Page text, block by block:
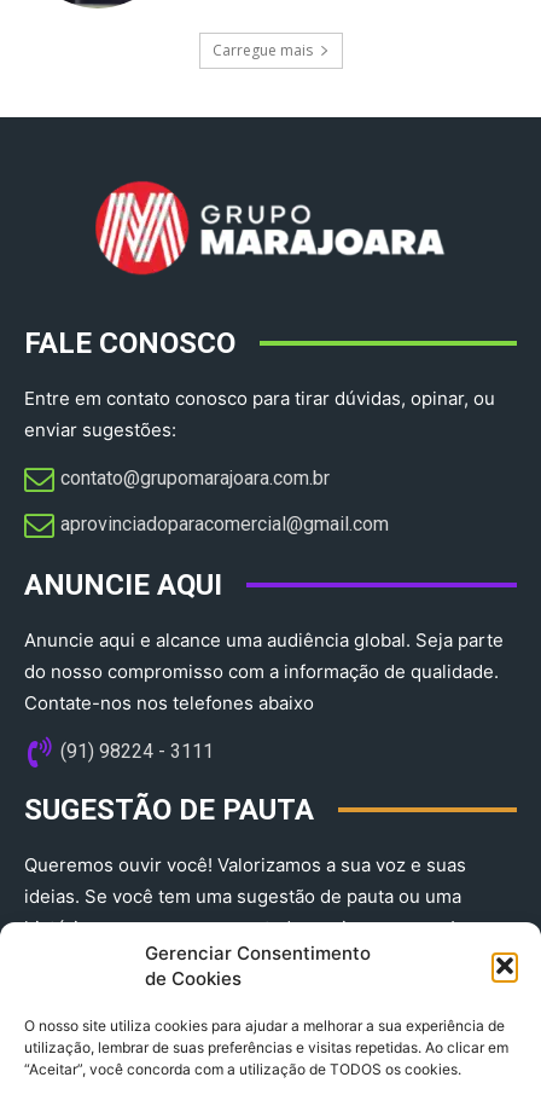
Gerenciar Consentimento
de Cookies
O nosso site utiliza cookies para ajudar a melhorar a sua experiência de
utilização, lembrar de suas preferências e visitas repetidas. Ao clicar em
“Aceitar”, você concorda com a utilização de TODOS os cookies.
Carregue mais
FALE CONOSCO
Entre em contato conosco para tirar dúvidas, opinar, ou
enviar sugestões:
contato@grupomarajoara.com.br
aprovinciadoparacomercial@gmail.com​
ANUNCIE AQUI
Anuncie aqui e alcance uma audiência global. Seja parte
do nosso compromisso com a informação de qualidade.
Contate-nos nos telefones abaixo
(91) 98224 - 3111
SUGESTÃO DE PAUTA
Queremos ouvir você! Valorizamos a sua voz e suas
ideias. Se você tem uma sugestão de pauta ou uma
história que merece ser contada, envie-nos agora!
(91) 98224 - 3111